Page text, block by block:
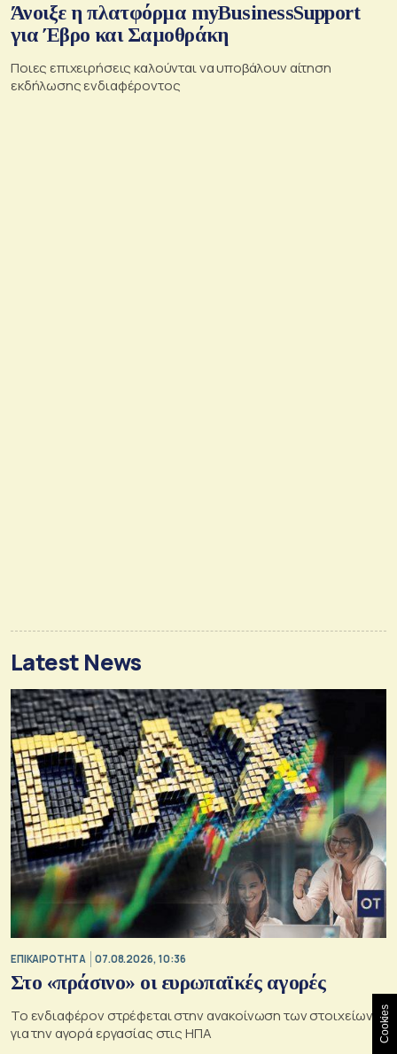
Άνοιξε η πλατφόρμα myBusinessSupport
για Έβρο και Σαμοθράκη
Ποιες επιχειρήσεις καλούνται να υποβάλουν αίτηση
εκδήλωσης ενδιαφέροντος
Latest News
ΕΠΙΚΑΙΡΟΤΗΤΑ 07.08.2026, 10:36
Στο «πράσινο» οι ευρωπαϊκές αγορές
Το ενδιαφέρον στρέφεται στην ανακοίνωση των στοιχείων
για την αγορά εργασίας στις ΗΠΑ
Cookies